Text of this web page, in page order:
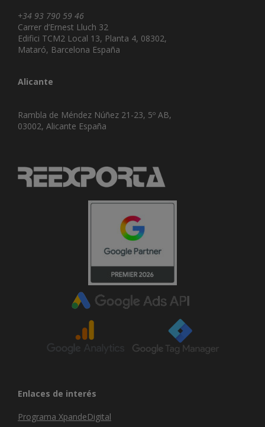
+34 93 790 59 46
Carrer d’Ernest Lluch 32
Edifici TCM2 Local 13, Planta 4, 08302,
Mataró, Barcelona España
Alicante
Rambla de Méndez Núñez 21-23, 5º AB,
03002, Alicante España
Enlaces de interés
Programa XpandeDigital